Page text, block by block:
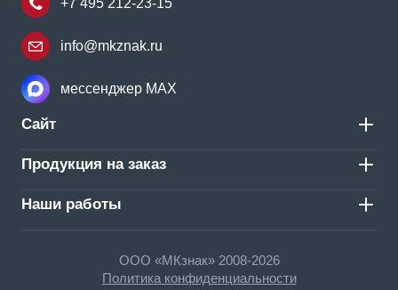
+7 495 212-23-15
info@mkznak.ru
мессенджер MAX
Сайт
Продукция на заказ
Наши работы
ООО «МКзнак» 2008-2026
Политика конфиденциальности